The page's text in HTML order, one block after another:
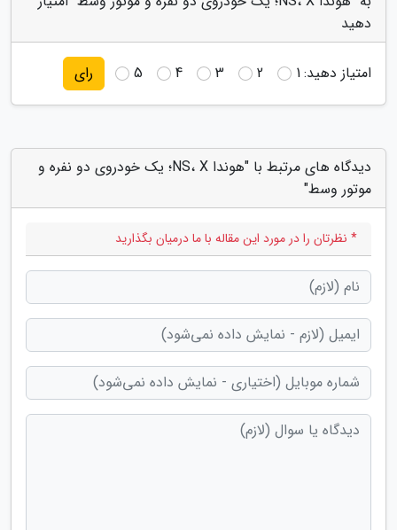
دهید
امتیاز دهید:1
2
3
4
5 رای
دیدگاه های مرتبط با "هوندا NS، X؛ یک خودروی دو نفره و
موتور وسط"
* نظرتان را در مورد این مقاله با ما درمیان بگذارید